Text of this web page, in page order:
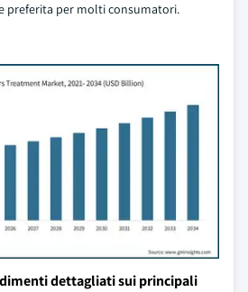
preferita per molti consumatori.
dettagliati sui principali